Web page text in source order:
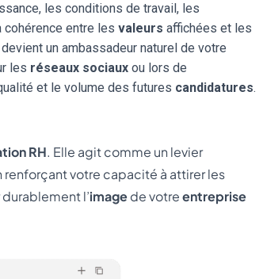
les conditions de travail, les
cohérence entre lesvaleurs affichées et les
un ambassadeur naturel de votre
les réseaux sociaux ou lors de
et le volume des futures candidatures.
RH. Elle agit comme un levier
renforçant votre capacité à attirer les
l’imagede votreentreprise